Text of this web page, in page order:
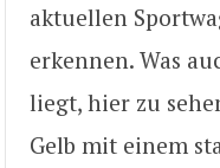
aktuellen
erkennen. Was
liegt, hier zu
Gelb mit einem